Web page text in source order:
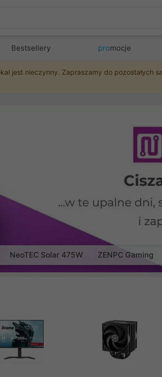
Bestsellery promocje
jest nieczynny. Zapraszamy do pozostałych
NeoTEC Solar 475W ZENPC Gaming